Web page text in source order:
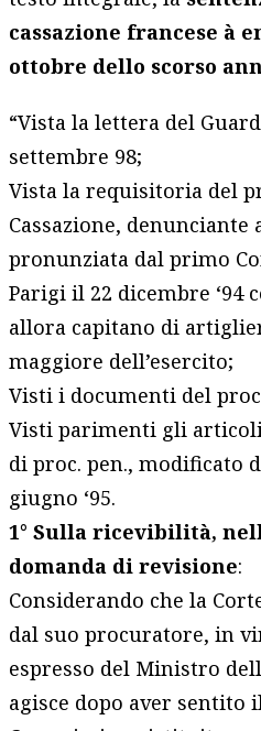
cassazione francese à
ottobre dello scorso
“Vista la lettera del
settembre 98;
Vista la requisitoria del
Cassazione,
pronunziata dal primo
Parigi il 22 dicembre ‘94
allora capitano di
maggiore dell’esercito;
Visti i documenti del
Visti parimenti gli articoli
di proc. pen., modificato
giugno ‘95.
1° Sulla ricevibilità,
domanda di revisione:
Considerando che la
dal suo procuratore, in
espresso del Ministro
agisce dopo aver sentito